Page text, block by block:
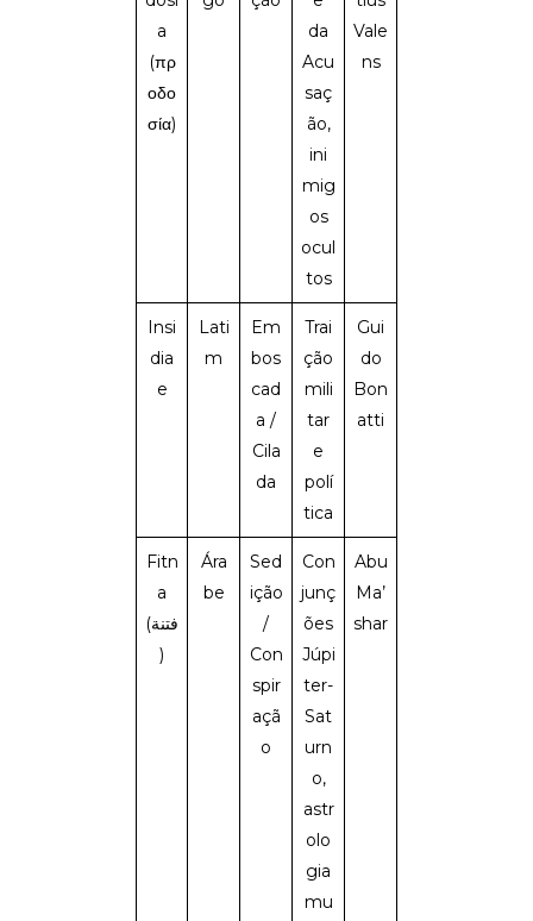
a
(πρ
οδο
σία)
da
Acu
saç
ão,
ini
mig
os
ocul
tos
Vale
ns
Insi
dia
e
Lati
m
Em
bos
cad
a /
Cila
da
Trai
ção
mili
tar
e
polí
tica
Gui
do
Bon
atti
Fitn
a
(فتنة
)
Ára
be
Sed
ição
/
Con
spir
açã
o
Con
junç
ões
Júpi
ter-
Sat
urn
o,
astr
olo
gia
mu
Abu
Ma’
shar